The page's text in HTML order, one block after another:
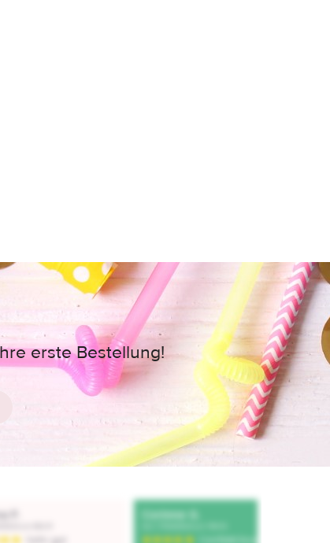
erste Bestellung!